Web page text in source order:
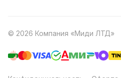
© 2026 Компания «Миди ЛТД»